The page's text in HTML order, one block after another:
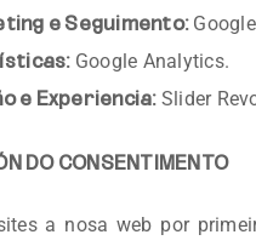
e Seguimento:Google
Google Analytics.
e Experiencia:Slider
DO CONSENTIMENTO
a nosa web por